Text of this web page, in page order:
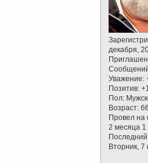
декабря,
Уважение:
Позитив:
Пол:
Возраст:
Провел на
2 месяца 1
Последний
Вторник, 7